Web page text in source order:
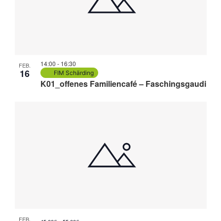
FEB.
16
K01_offenes Familiencafé – Faschingsgaudi
14:00 - 16:30
FIM Schärding
FEB.